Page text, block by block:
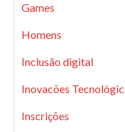
Games
Homens
Inclusão digital
Inovacões
Inscrições